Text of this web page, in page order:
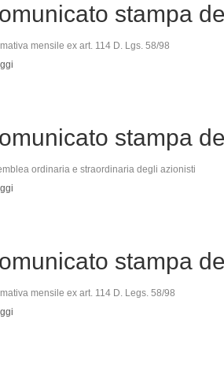
stampa
mensile ex art. 114 D. Lgs. 58/98
stampa
ordinaria e straordinaria degli azionisti
stampa
mensile ex art. 114 D. Legs. 58/98